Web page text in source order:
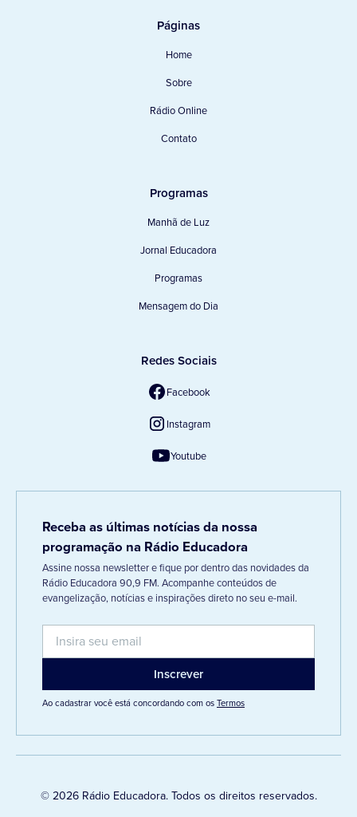
Páginas
Home
Sobre
Rádio Online
Contato
Programas
Manhã de Luz
Jornal Educadora
Programas
Mensagem do Dia
Redes Sociais
Facebook
Instagram
Youtube
Receba as últimas notícias da nossa
programação na Rádio Educadora
Assine nossa newsletter e fique por dentro das novidades da
Rádio Educadora 90,9 FM. Acompanhe conteúdos de
evangelização, notícias e inspirações direto no seu e-mail.
Ao cadastrar você está concordando com osTermos
© 2026 Rádio Educadora. Todos os direitos reservados.